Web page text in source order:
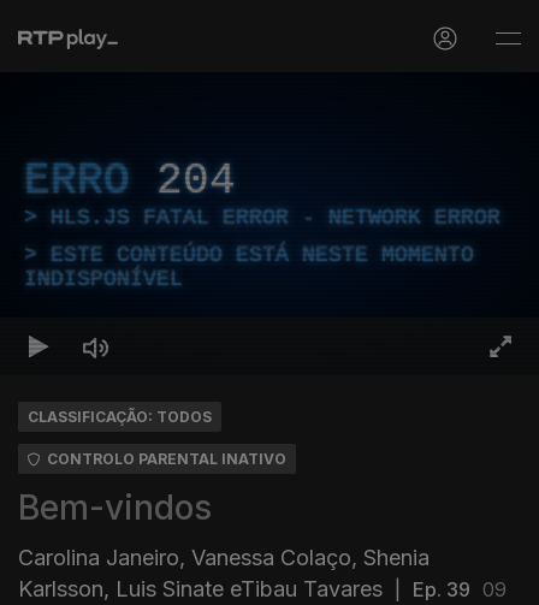
ERRO 204
HLS.JS FATAL ERROR - NETWORK ERROR
ESTE CONTEÚDO ESTÁ NESTE MOMENTO
INDISPONÍVEL
CLASSIFICAÇÃO: TODOS
CONTROLO PARENTAL INATIVO
Bem-vindos
Carolina Janeiro, Vanessa Colaço, Shenia
Karlsson, Luis Sinate eTibau Tavares
Ep. 39 09